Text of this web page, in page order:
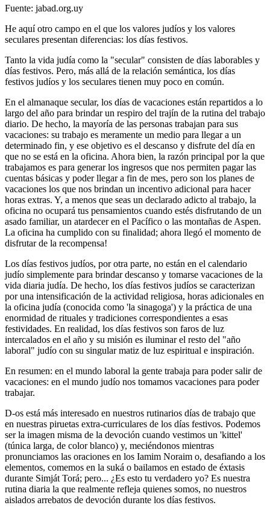
Fuente: jabad.org.uy
He aquí otro campo en el que los valores judíos y los valores
seculares presentan diferencias: los días festivos.
Tanto la vida judía como la "secular" consisten de días laborables y
días festivos. Pero, más allá de la relación semántica, los días
festivos judíos y los seculares tienen muy poco en común.
En el almanaque secular, los días de vacaciones están repartidos a lo
largo del año para brindar un respiro del trajín de la rutina del trabajo
diario. De hecho, la mayoría de las personas trabajan para sus
vacaciones: su trabajo es meramente un medio para llegar a un
determinado fin, y ese objetivo es el descanso y disfrute del día en
que no se está en la oficina. Ahora bien, la razón principal por la que
trabajamos es para generar los ingresos que nos permiten pagar las
cuentas básicas y poder llegar a fin de mes, pero son los planes de
vacaciones los que nos brindan un incentivo adicional para hacer
horas extras. Y, a menos que seas un declarado adicto al trabajo, la
oficina no ocupará tus pensamientos cuando estés disfrutando de un
asado familiar, un atardecer en el Pacífico o las montañas de Aspen.
La oficina ha cumplido con su finalidad; ahora llegó el momento de
disfrutar de la recompensa!
Los días festivos judíos, por otra parte, no están en el calendario
judío simplemente para brindar descanso y tomarse vacaciones de la
vida diaria judía. De hecho, los días festivos judíos se caracterizan
por una intensificación de la actividad religiosa, horas adicionales en
la oficina judía (conocida como 'la sinagoga') y la práctica de una
enormidad de rituales y tradiciones correspondientes a esas
festividades. En realidad, los días festivos son faros de luz
intercalados en el año y su misión es iluminar el resto del "año
laboral" judío con su singular matiz de luz espiritual e inspiración.
En resumen: en el mundo laboral la gente trabaja para poder salir de
vacaciones: en el mundo judío nos tomamos vacaciones para poder
trabajar.
D-os está más interesado en nuestros rutinarios días de trabajo que
en nuestras piruetas extra-curriculares de los días festivos. Podemos
ser la imagen misma de la devoción cuando vestimos un 'kittel'
(túnica larga, de color blanco) y, meciéndonos mientras
pronunciamos las oraciones en los Iamim Noraim o, desafiando a los
elementos, comemos en la suká o bailamos en estado de éxtasis
durante Simját Torá; pero... ¿Es esto tu verdadero yo? Es nuestra
rutina diaria la que realmente refleja quienes somos, no nuestros
aislados arrebatos de devoción durante los días festivos.